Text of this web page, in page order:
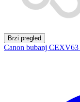
Brzi pregled
Canon bubanj CEXV63